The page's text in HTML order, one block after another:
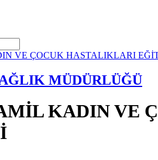
MÜDÜRLÜĞÜ
KADIN VE